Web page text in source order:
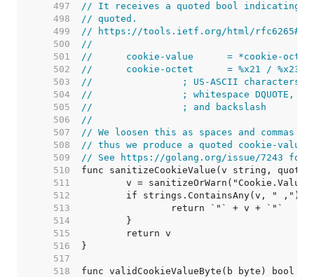
   497
// It receives a quoted bool indicating
   498
// quoted.
   499
// https://tools.ietf.org/html/
   500
//
   501
//	cookie-value      = *cookie-octet
   502
//	cookie-octet      = %x21 / %x23-
   503
//	          ; US-ASCII characters
   504
//	          ; whitespace DQUOTE,
   505
//	          ; and backslash
   506
//
   507
// We loosen this as spaces and commas
   508
// thus we produce a quoted cookie-value
   509
// See https://golang.org/issue/7243 for
   510
   511
   512
   513
   514
   515
   516
   517
   518